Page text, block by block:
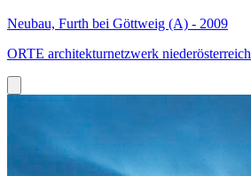
Neubau, Furth bei Göttweig (A) - 2009
ORTE architekturnetzwerk niederösterreich